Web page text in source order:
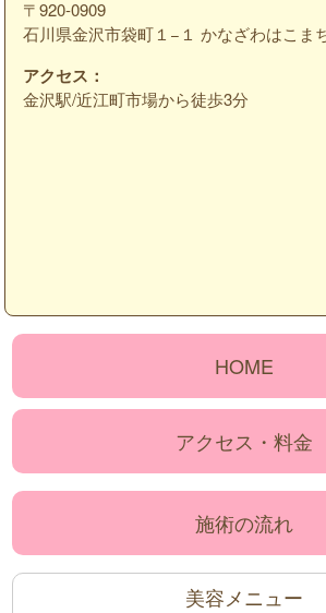
〒920-0909
石川県金沢市袋町１−１ かなざわはこま
アクセス：
金沢駅/近江町市場から徒歩3分
HOME
アクセス・料金
施術の流れ
美容メニュー